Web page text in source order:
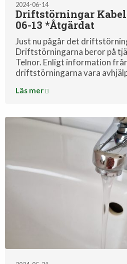
2024-06-14
Driftstörningar
06-13 *Åtgärdat
Just nu pågår det
Driftstörningarna beror på
Telnor. Enligt information
driftstörningarna vara
Läs mer